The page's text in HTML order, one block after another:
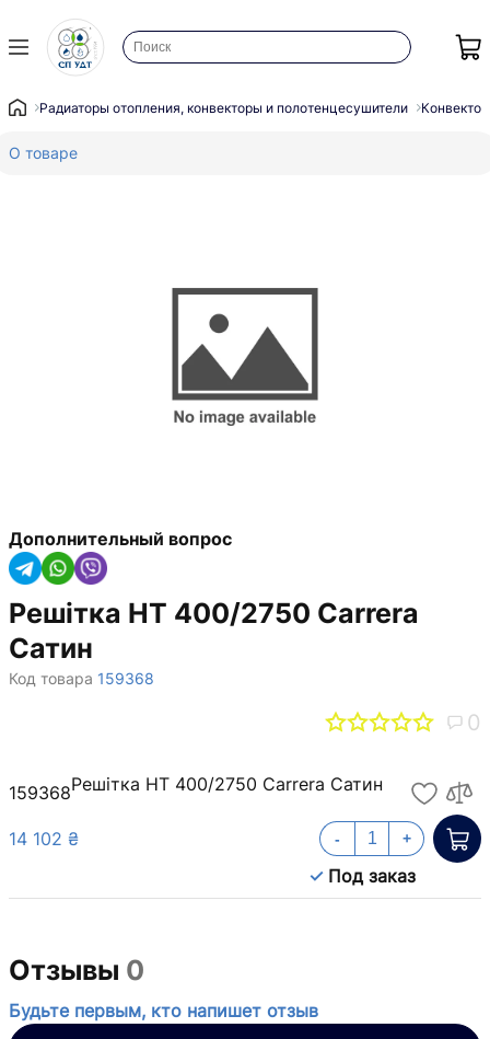
Радиаторы отопления, конвекторы и полотенцесушители
О товаре
Дополнительный вопрос
Решітка НТ 400/2750 Carrera
Сатин
Код товара 159368
0
159368Решітка НТ 400/2750 Carrera Сатин
14 102 ₴
Под заказ
- +
Отзывы 0
Будьте первым, кто напишет отзыв